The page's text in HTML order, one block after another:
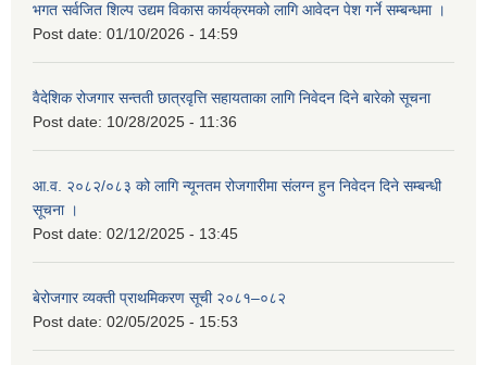
भगत सर्वजित शिल्प उद्यम विकास कार्यक्रमको लागि आवेदन पेश गर्ने सम्बन्धमा ।
Post date: 01/10/2026 - 14:59
वैदेशिक रोजगार सन्तती छात्रवृत्ति सहायताका लागि निवेदन दिने बारेको सूचना
Post date: 10/28/2025 - 11:36
आ.व. २०८२/०८३ को लागि न्यूनतम रोजगारीमा संलग्न हुन निवेदन दिने सम्बन्धी
सूचना ।
Post date: 02/12/2025 - 13:45
बेरोजगार व्यक्ती प्राथमिकरण सूची २०८१–०८२
Post date: 02/05/2025 - 15:53